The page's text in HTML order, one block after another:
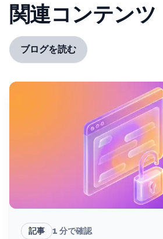
関連コンテンツ
ブログを読む
記事 1 分で確認